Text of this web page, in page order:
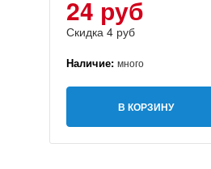
24 руб
Скидка 4 руб
Наличие: много
В КОРЗИНУ